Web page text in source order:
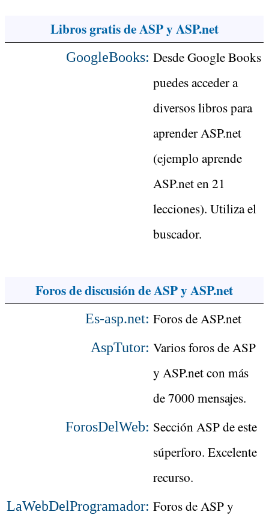
Libros gratis de ASP y ASP.net
GoogleBooks: Desde Google Books
puedes acceder a
diversos libros para
aprender ASP.net
(ejemplo aprende
ASP.net en 21
lecciones). Utiliza el
buscador.
Foros de discusión de ASP y ASP.net
Es-asp.net: Foros de ASP.net
AspTutor: Varios foros de ASP
y ASP.net con más
de 7000 mensajes.
ForosDelWeb: Sección ASP de este
súperforo. Excelente
recurso.
LaWebDelProgramador: Foros de ASP y